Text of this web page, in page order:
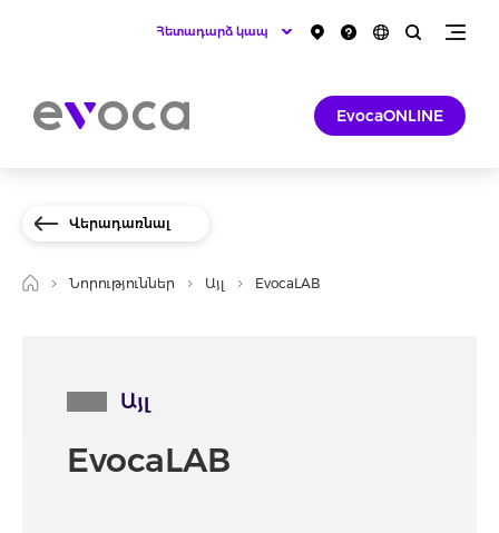
Հետադարձ կապ
EvocaONLINE
Վերադառնալ
Նորություններ Այլ EvocaLAB
Այլ
EvocaLAB